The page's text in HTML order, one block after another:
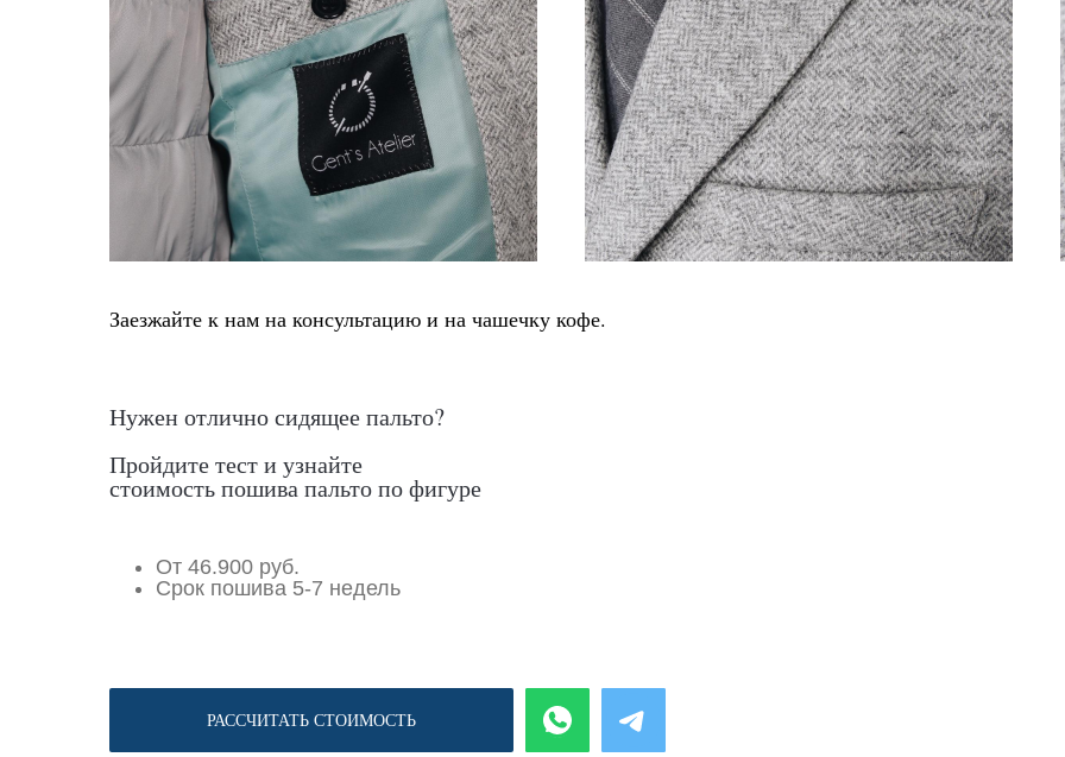
Заезжайте к нам на консультацию и на чашечку кофе.
От 46.900 руб.
Срок пошива 5-7 недель
Нужен отлично сидящее пальто?
Пройдите тест и узнайте
стоимость пошива пальто по фигуре
РАССЧИТАТЬ СТОИМОСТЬ